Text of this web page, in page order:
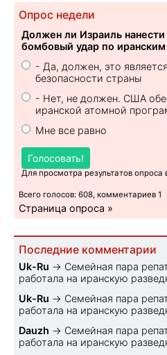
Опрос недели
Должен ли Израиль
бомбовый удар по
- Да, должен, это
безопасности страны
- Нет, не должен. США
иранской атомной
Мне все равно
Голосовать!
Для просмотра результатов
Всего голосов: 608, комментариев 1
Страница опроса »
Последние комментарии
Uk-Ru → Семейная пара
работала на иранскую
Uk-Ru → Семейная пара
работала на иранскую
Dauzh → Семейная пара
работала на иранскую